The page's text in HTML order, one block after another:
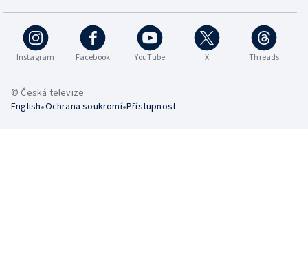
Instagram Facebook YouTube X Threads
© Česká televize
English•Ochrana soukromí•Přístupnost